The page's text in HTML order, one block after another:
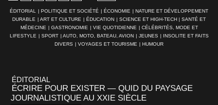
ÉDITORIAL | POLITIQUE ET SOCIÉTÉ | ÉCONOMIE | NATURE ET DÉVELOPPEMENT
DURABLE | ART ET CULTURE | ÉDUCATION | SCIENCE ET HIGH-TECH | SANTÉ ET
MÉDECINE | GASTRONOMIE | VIE QUOTIDIENNE | CÉLÉBRITÉS, MODE ET
LIFESTYLE | SPORT | AUTO, MOTO, BATEAU, AVION | JEUNES | INSOLITE ET FAITS
DIVERS | VOYAGES ET TOURISME | HUMOUR
ÉDITORIAL
ÉCRIRE POUR EXISTER — QUID DU PAYSAGE
JOURNALISTIQUE AU XXIE SIÈCLE